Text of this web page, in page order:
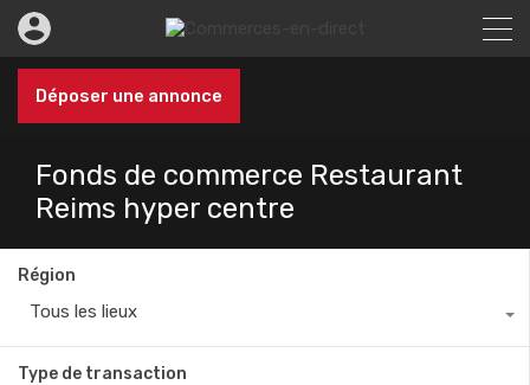
Déposer une annonce
Fonds de commerce Restaurant
Reims hyper centre
Région
Tous les lieux
Type de transaction